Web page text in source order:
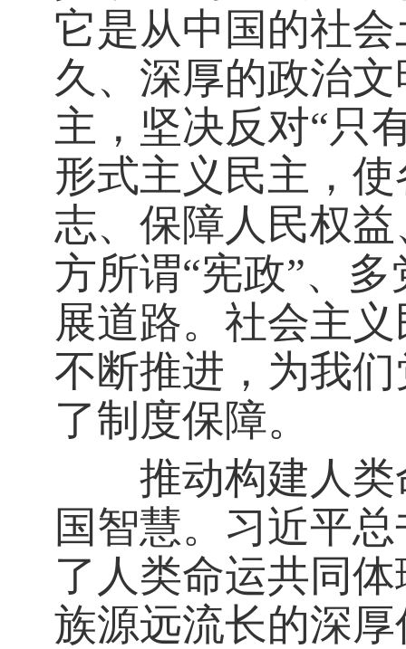
它是从中国的社
久、深厚的政治
主，坚决反对“只
形式主义民主，
志、保障人民权
方所谓“宪政”、
展道路。社会主
不断推进，为我
了制度保障。
推动构建人类
国智慧。习近平
了人类命运共同
族源远流长的深